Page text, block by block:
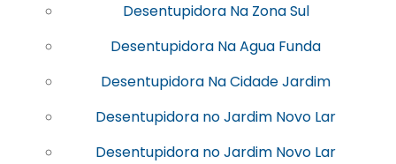
Desentupidora Na Zona Sul
Desentupidora Na Agua Funda
Desentupidora Na Cidade Jardim
Desentupidora no Jardim Novo Lar
Desentupidora no Jardim Novo Lar